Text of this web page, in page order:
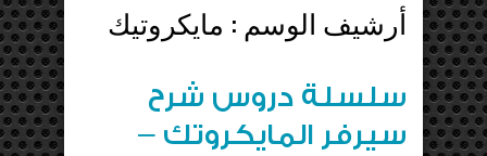
أرشيف الوسم : مايكروتيك
سلسلة دروس شرح
سيرفر المايكروتك –